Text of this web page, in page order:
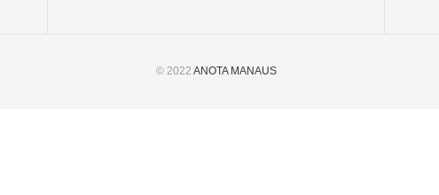
© 2022 ANOTA MANAUS